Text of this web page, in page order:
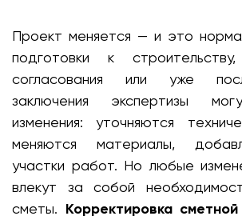
Проект меняется — и это
подготовки к
согласования или уже
заключения экспертизы
изменения: уточняются
меняются материалы,
участки работ. Но любые
влекут за собой
сметы. Корректировка